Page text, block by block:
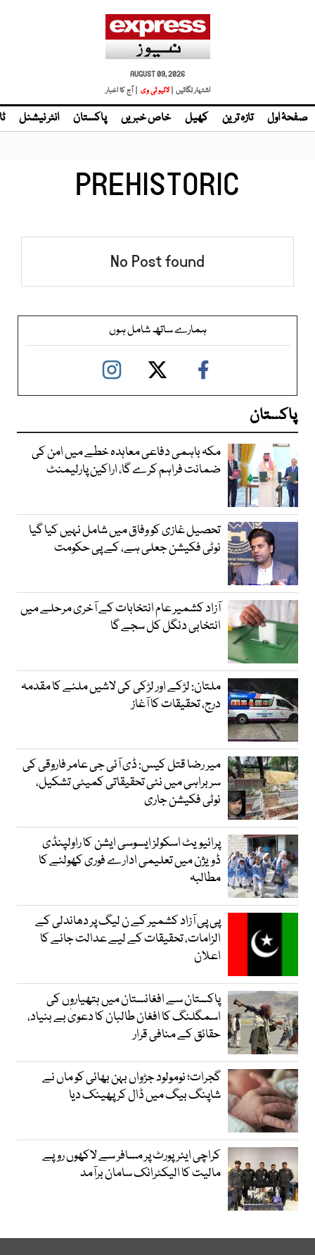
AUGUST 09, 2026
اشتہار لگائیں | لائیو ٹی وی | آج کا اخبار
صفحۂ اول تازہ ترین کھیل خاص خبریں پاکستان انٹر نیشنل
PREHISTORIC
No Post found
ہمارے ساتھ شامل ہوں
پاکستان
مکہ باہمی دفاعی معاہدہ خطے میں امن کی
ضمانت فراہم کرے گا، اراکین پارلیمنٹ
تحصیل غازی کو وفاق میں شامل نہیں کیا گیا
نوٹی فکیشن جعلی ہے، کے پی حکومت
آزاد کشمیر عام انتخابات کے آخری مرحلے میں
انتخابی دنگل کل سجے گا
ملتان: لڑکے اور لڑکی کی لاشیں ملنے کا مقدمہ
درج، تحقیقات کا آغاز
میر رضا قتل کیس: ڈی آئی جی عامر فاروقی کی
سربراہی میں نئی تحقیقاتی کمیٹی تشکیل،
نوٹی فکیشن جاری
پرائیویٹ اسکولز ایسوسی ایشن کا راولپنڈی
ڈویژن میں تعلیمی ادارے فوری کھولنے کا
مطالبہ
پی پی آزاد کشمیر کے ن لیگ پر دھاندلی کے
الزامات، تحقیقات کے لیے عدالت جانے کا
اعلان
پاکستان سے افغانستان میں ہتھیاروں کی
اسمگلنگ کا افغان طالبان کا دعویٰ بے بنیاد،
حقائق کے منافی قرار
گجرات؛ نومولود جڑواں بہن بھائی کو ماں نے
شاپنگ بیگ میں ڈال کر پھینک دیا
کراچی ایئرپورٹ پر مسافر سے لاکھوں روپے
مالیت کا الیکٹرانک سامان برآمد